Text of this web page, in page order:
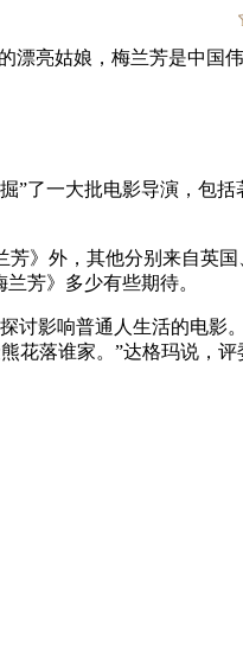
漂亮姑娘，梅兰芳是中国
”了一大批电影导演，包
》外，其他分别来自英
芳》多少有些期待。
讨影响普通人生活的电
花落谁家。”达格玛说，